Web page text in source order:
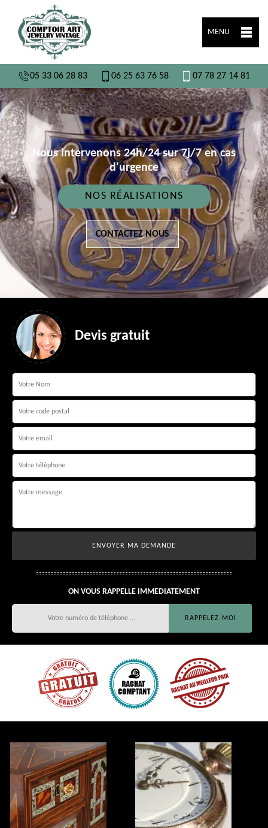
MENU
05 33 06 28 83 06 25 63 76 58 07 78 27 14 81
Nous intervenons 24h/24 sur 7j/7 en cas
d'urgence
NOS RÉALISATIONS
CONTACTEZ NOUS
Devis gratuit
ON VOUS RAPPELLE IMMEDIATEMENT